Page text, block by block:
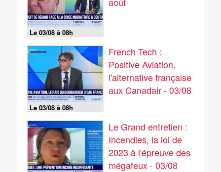
Le 03/08 à 08h
Le 03/08 à 08h
French Tech :
Positive Aviation,
l'alternative française
aux Canadair - 03/08
Le Grand entretien :
Incendies, la loi de
2023 à l'épreuve des
mégafeux - 03/08